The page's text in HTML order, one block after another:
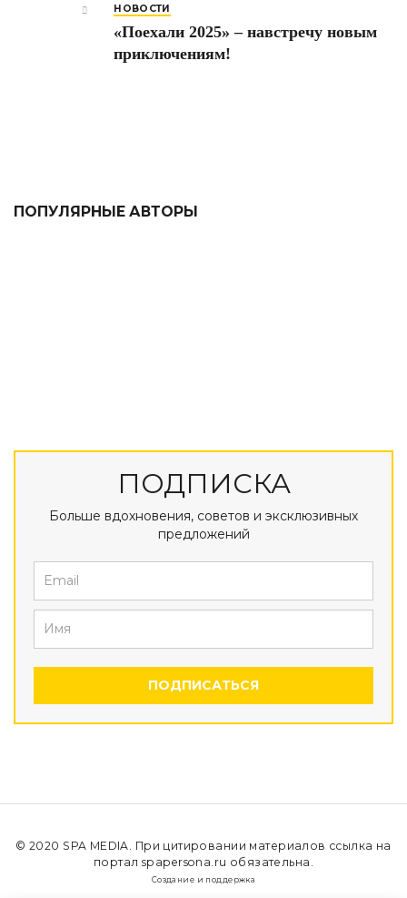
НОВОСТИ
«Поехали 2025» – навстречу новым
приключениям!
ПОПУЛЯРНЫЕ АВТОРЫ
ПОДПИСКА
Больше вдохновения, советов и эксклюзивных
предложений
ПОДПИСАТЬСЯ
© 2020 SPA MEDIA . При цитировании материалов ссылка на
портал spapersona.ru обязательна.
Создание и поддержка